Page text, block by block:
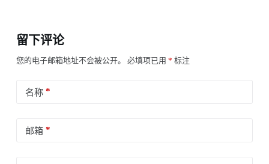
留下评论
您的电子邮箱地址不会被公开。 必填项已用 * 标注
名称*
邮箱*